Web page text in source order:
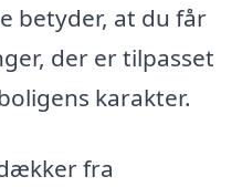
betyder, at du får
der er tilpasset
karakter.
fra